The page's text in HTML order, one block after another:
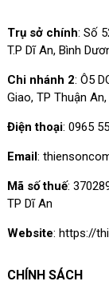
Trụ sở chính: Số
T.P Dĩ An, Bình
Chi nhánh 2: Ô5
Giao, TP Thuận
Điện thoại: 0965
Email:
Mã số thuế:
TP Dĩ An
Website: https://
CHÍNH SÁCH